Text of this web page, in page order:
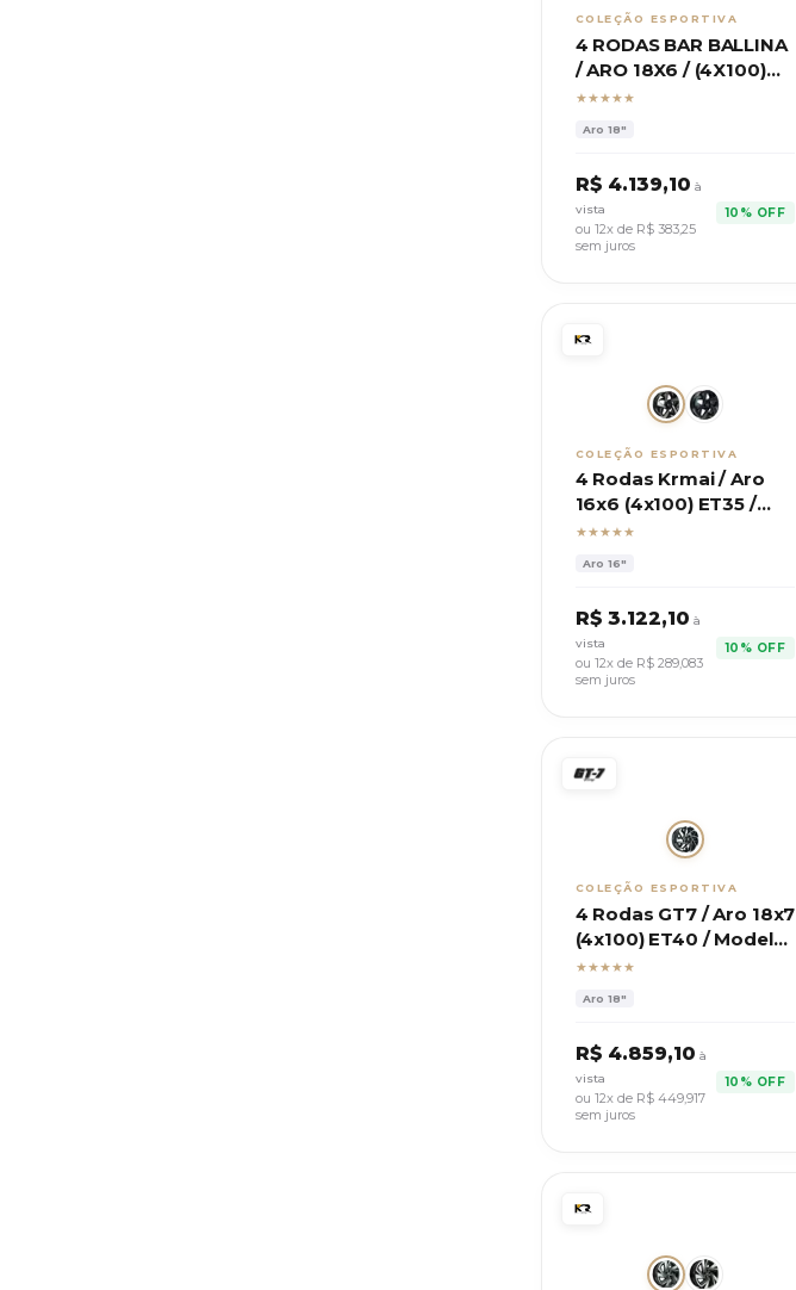
COLEÇÃO ESPORTIVA
4 RODAS BAR BALLINA
/ ARO 18X6 / (4X100)
ET32
★★★★★
Aro 18"
R$ 4.139,10 à
vista
ou 12x de R$ 383,25
sem juros
10% OFF
COLEÇÃO ESPORTIVA
4 Rodas Krmai / Aro
16x6 (4x100) ET35 /
Modelo S60 Tera
★★★★★
Aro 16"
R$ 3.122,10 à
vista
ou 12x de R$ 289,083
sem juros
10% OFF
COLEÇÃO ESPORTIVA
4 Rodas GT7 / Aro 18x7
(4x100) ET40 / Modelo
Ultimate
★★★★★
Aro 18"
R$ 4.859,10 à
vista
ou 12x de R$ 449,917
sem juros
10% OFF